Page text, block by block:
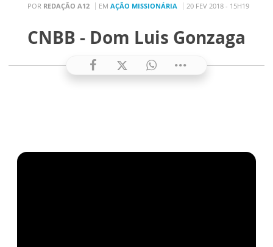
POR REDAÇÃO A12 EM AÇÃO MISSIONÁRIA 20 FEV 2018 - 15H19
CNBB - Dom Luis Gonzaga